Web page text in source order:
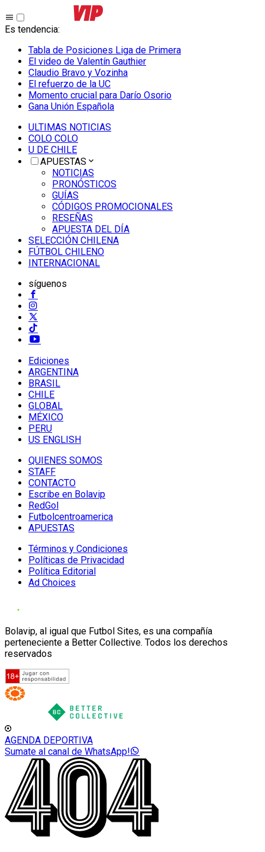
Es tendencia:
Tabla de Posiciones Liga de Primera
El video de Valentín Gauthier
Claudio Bravo y Vozinha
El refuerzo de la UC
Momento crucial para Darío Osorio
Gana Unión Española
ULTIMAS NOTICIAS
COLO COLO
U DE CHILE
APUESTAS
NOTICIAS
PRONÓSTICOS
GUÍAS
CÓDIGOS PROMOCIONALES
RESEÑAS
APUESTA DEL DÍA
SELECCIÓN CHILENA
FÚTBOL CHILENO
INTERNACIONAL
síguenos
Ediciones
ARGENTINA
BRASIL
CHILE
GLOBAL
MÉXICO
PERU
US ENGLISH
QUIENES SOMOS
STAFF
CONTACTO
Escribe en Bolavip
RedGol
Futbolcentroamerica
APUESTAS
Términos y Condiciones
Políticas de Privacidad
Política Editorial
Ad Choices
Bolavip, al igual que Futbol Sites, es una compañía
perteneciente a Better Collective. Todos los derechos
reservados
AGENDA DEPORTIVA
Sumate al canal de WhatsApp!